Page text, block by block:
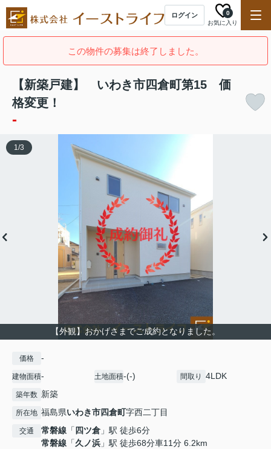
ログイン
お気に入り
0
この物件の募集は終了しました。
【新築戸建】 いわき市四倉町第15 価
格変更！
-
【外観】おかげさまでご成約となりました。
1/3
価格 -
建物面積- 土地面積-(-) 間取り 4LDK
築年数 新築
所在地 福島県いわき市四倉町字西二丁目
交通 常磐線 「 四ツ倉 」駅 徒歩6分
常磐線 「久ノ浜 」駅 徒歩68分車11分 6.2km